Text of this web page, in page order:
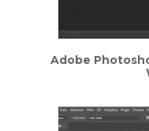
Adobe